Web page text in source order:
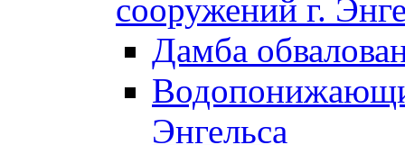
сооружений г.
Дамба
Энгельса